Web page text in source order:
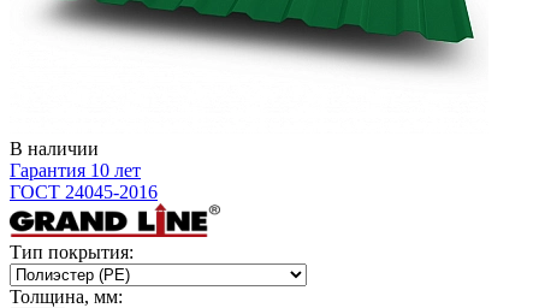
В наличии
Гарантия 10 лет
ГОСТ 24045-2016
Тип покрытия:
Толщина, мм: